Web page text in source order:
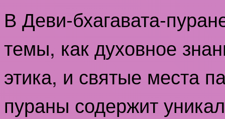
В Деви-бхагавата-
темы, как духовное
этика, и святые места
пураны содержит